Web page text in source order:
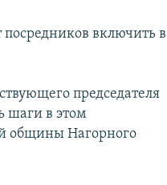
включить в
председателя
шаги в этом
общины Нагорного